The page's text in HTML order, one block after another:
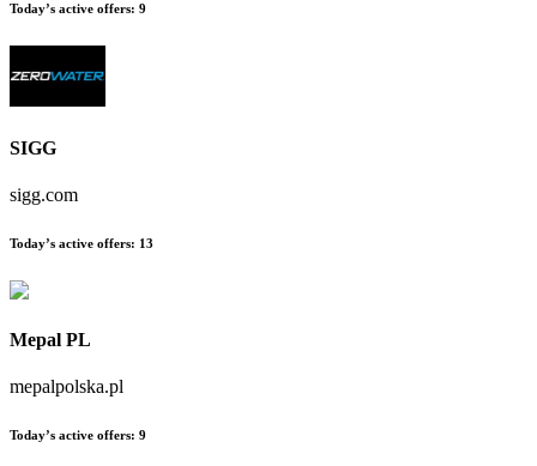
Today’s active offers: 9
SIGG
sigg.com
Today’s active offers: 13
Mepal PL
mepalpolska.pl
Today’s active offers: 9